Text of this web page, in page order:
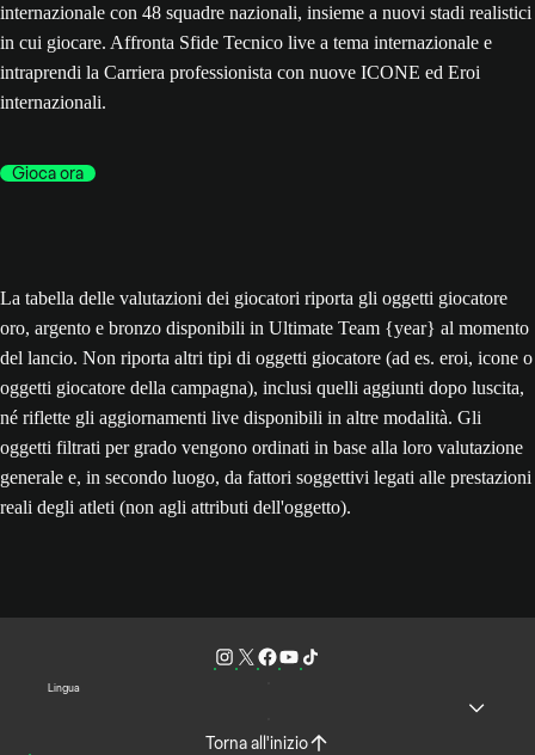
internazionale con 48 squadre nazionali, insieme a nuovi stadi realistici
in cui giocare. Affronta Sfide Tecnico live a tema internazionale e
intraprendi la Carriera professionista con nuove ICONE ed Eroi
internazionali.
Gioca ora
La tabella delle valutazioni dei giocatori riporta gli oggetti giocatore
oro, argento e bronzo disponibili in Ultimate Team {year} al momento
del lancio. Non riporta altri tipi di oggetti giocatore (ad es. eroi, icone o
oggetti giocatore della campagna), inclusi quelli aggiunti dopo luscita,
né riflette gli aggiornamenti live disponibili in altre modalità. Gli
oggetti filtrati per grado vengono ordinati in base alla loro valutazione
generale e, in secondo luogo, da fattori soggettivi legati alle prestazioni
reali degli atleti (non agli attributi dell'oggetto).
Lingua
Torna all'inizio